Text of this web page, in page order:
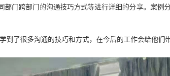
门跨部门的沟通技巧方式等进行详细的分享。案例
到了很多沟通的技巧和方式，在今后的工作会给他们